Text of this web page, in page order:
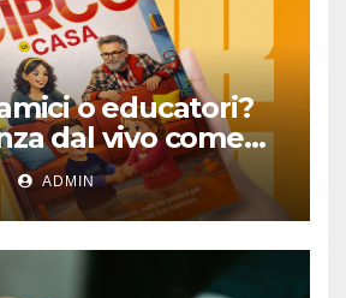
o educatori?
dal vivo come
ADMIN